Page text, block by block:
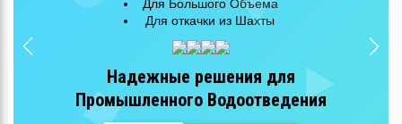
Для Большого Объема
Эффективная перекачка
сточных вод